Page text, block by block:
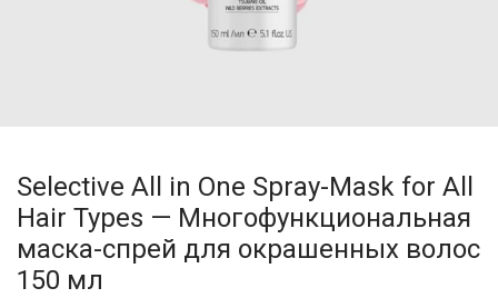
Selective All in One Spray-Mask for All
Hair Types — Многофункциональная
маска-спрей для окрашенных волос
150 мл